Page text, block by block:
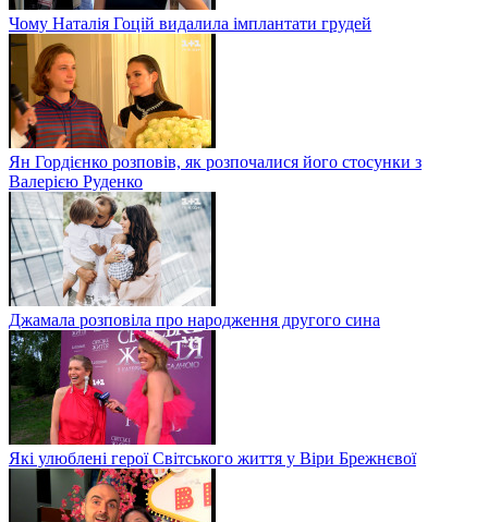
Чому Наталія Гоцій видалила імплантати грудей
Ян Гордієнко розповів, як розпочалися його стосунки з
Валерією Руденко
Джамала розповіла про народження другого сина
Які улюблені герої Світського життя у Віри Брежнєвої